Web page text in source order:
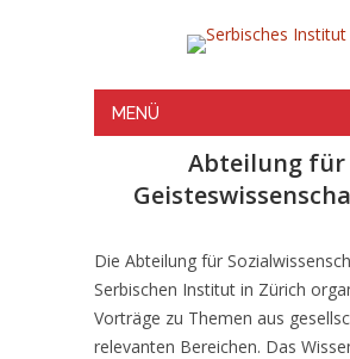
MENÜ
Abteilung für
Die Abteilung für
Serbischen Institut in Zürich
Vorträge zu Themen aus
relevanten Bereichen. Das